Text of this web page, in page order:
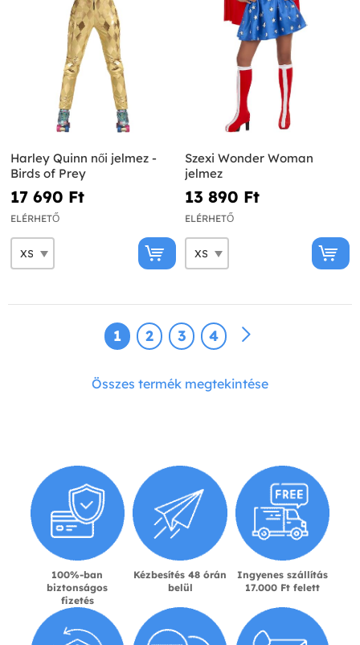
Harley Quinn női jelmez -
Birds of Prey
17 690 Ft‎
ELÉRHETŐ
Szexi Wonder Woman
jelmez
13 890 Ft‎
ELÉRHETŐ
1 2 3 4
Összes termék megtekintése
100%-ban
biztonságos
fizetés
Kézbesítés 48 órán
belül
Ingyenes szállítás
17.000 Ft felett